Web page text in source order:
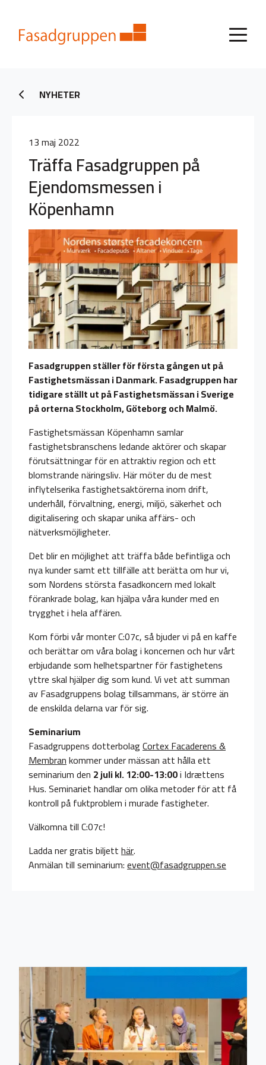
NYHETER
13 maj 2022
Träffa Fasadgruppen på
Ejendomsmessen i
Köpenhamn
Fasadgruppen ställer för första gången ut på
Fastighetsmässan i Danmark. Fasadgruppen har
tidigare ställt ut på Fastighetsmässan i Sverige
på orterna Stockholm, Göteborg och Malmö.
Fastighetsmässan Köpenhamn samlar
fastighetsbranschens ledande aktörer och skapar
förutsättningar för en attraktiv region och ett
blomstrande näringsliv. Här möter du de mest
inflytelserika fastighetsaktörerna inom drift,
underhåll, förvaltning, energi, miljö, säkerhet och
digitalisering och skapar unika affärs- och
nätverksmöjligheter.
Det blir en möjlighet att träffa både befintliga och
nya kunder samt ett tillfälle att berätta om hur vi,
som Nordens största fasadkoncern med lokalt
förankrade bolag, kan hjälpa våra kunder med en
trygghet i hela affären.
Kom förbi vår monter C:07c, så bjuder vi på en kaffe
och berättar om våra bolag i koncernen och hur vårt
erbjudande som helhetspartner för fastighetens
yttre skal hjälper dig som kund. Vi vet att summan
av Fasadgruppens bolag tillsammans, är större än
de enskilda delarna var för sig.
Seminarium
Fasadgruppens dotterbolagCortex Facaderens &
Membrankommer under mässan att hålla ett
seminarium den 2 juli kl. 12:00-13:00i Idrættens
Hus. Seminariet handlar om olika metoder för att få
kontroll på fuktproblem i murade fastigheter.
Välkomna till C:07c!
Ladda ner gratis biljetthär.
Anmälan till seminarium:event@fasadgruppen.se